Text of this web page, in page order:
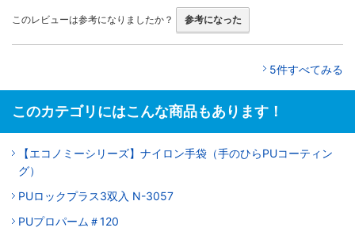
このレビューは参考になりましたか？ 参考になった
5件すべてみる
このカテゴリにはこんな商品もあります！
【エコノミーシリーズ】ナイロン手袋（手のひらPUコーティン
グ）
PUロックプラス3双入 N-3057
PUプロパーム＃120